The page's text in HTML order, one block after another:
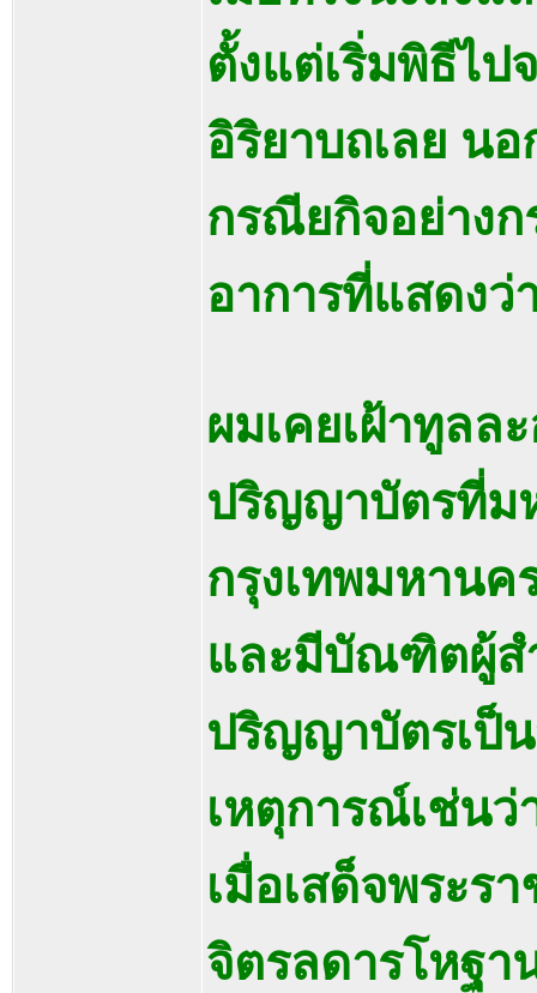
ตั้งแต่เริ่มพิธีไป
อิริยาบถเลย น
กรณียกิจอย่างก
อาการที่แสดงว่
ผมเคยเฝ้าทูลล
ปริญญาบัตรที่ม
กรุงเทพมหาน
และมีบัณฑิตผู้สำ
ปริญญาบัตรเป็
เหตุการณ์เช่น
เมื่อเสด็จพระร
จิตรลดารโหฐา